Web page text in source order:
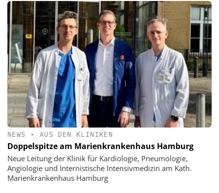
NEWS • AUS DEN KLINIKEN
Doppelspitze am Marienkrankenhaus Hamburg
Neue Leitung der Klinik für Kardiologie, Pneumologie,
Angiologie und Internistische Intensivmedizin am Kath.
Marienkrankenhaus Hamburg